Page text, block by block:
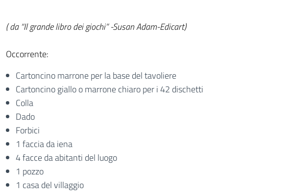
( da “Il grande libro dei giochi” -Susan Adam-Edicart)
Occorrente:
Cartoncino marrone per la base del tavoliere
Cartoncino giallo o marrone chiaro per i 42 dischetti
Colla
Dado
Forbici
1 faccia da iena
4 facce da abitanti del luogo
1 pozzo
1 casa del villaggio